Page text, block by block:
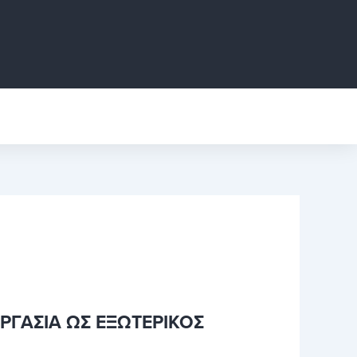
ΩΣ ΕΞΩΤΕΡΙΚΟΣ